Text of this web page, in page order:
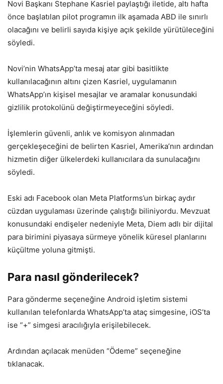
Novi Başkanı Stephane Kasriel paylaştığı iletide, altı hafta
önce başlatılan pilot programın ilk aşamada ABD ile sınırlı
olacağını ve belirli sayıda kişiye açık şekilde yürütüleceğini
söyledi.
Novi’nin WhatsApp’ta mesaj atar gibi basitlikte
kullanılacağının altını çizen Kasriel, uygulamanın
WhatsApp’ın kişisel mesajlar ve aramalar konusundaki
gizlilik protokolünü değiştirmeyeceğini söyledi.
İşlemlerin güvenli, anlık ve komisyon alınmadan
gerçekleşeceğini de belirten Kasriel, Amerika’nın ardından
hizmetin diğer ülkelerdeki kullanıcılara da sunulacağını
söyledi.
Eski adı Facebook olan Meta Platforms’un birkaç aydır
cüzdan uygulaması üzerinde çalıştığı biliniyordu. Mevzuat
konusundaki endişeler nedeniyle Meta, Diem adlı bir dijital
para birimini piyasaya sürmeye yönelik küresel planlarını
küçültme yoluna gitmişti.
Para nasıl gönderilecek?
Para gönderme seçeneğine Android işletim sistemi
kullanılan telefonlarda WhatsApp’ta ataç simgesine, iOS’ta
ise “+” simgesi aracılığıyla erişilebilecek.
Ardından açılacak menüden “Ödeme” seçeneğine
tıklanacak.